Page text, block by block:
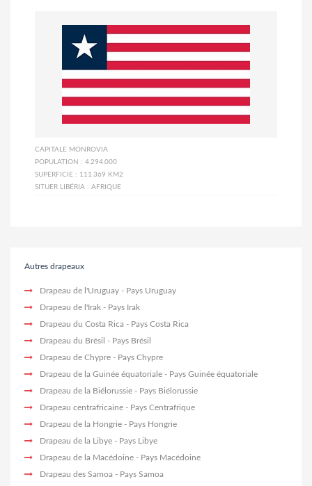
CAPITALE MONROVIA
POPULATION : 4.294.000
SUPERFICIE : 111.369 KM2
SITUER LIBÉRIA : AFRIQUE
Autres drapeaux
Drapeau de l'Uruguay - Pays Uruguay
Drapeau de l'Irak - Pays Irak
Drapeau du Costa Rica - Pays Costa Rica
Drapeau du Brésil - Pays Brésil
Drapeau de Chypre - Pays Chypre
Drapeau de la Guinée équatoriale - Pays Guinée équatoriale
Drapeau de la Biélorussie - Pays Biélorussie
Drapeau centrafricaine - Pays Centrafrique
Drapeau de la Hongrie - Pays Hongrie
Drapeau de la Libye - Pays Libye
Drapeau de la Macédoine - Pays Macédoine
Drapeau des Samoa - Pays Samoa